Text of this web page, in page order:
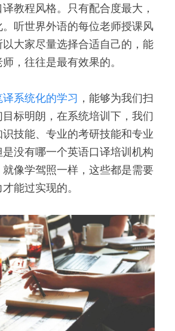
教程风格。只有配合度最大，
听世界外语的每位老师授课风
大家尽量选择合适自己的，能
，往往是最有效果的。
译系统化的学习 ，能够为我们扫
标明朗，在系统培训下，我们
技能、专业的考研技能和专业
没有哪一个英语口译培训机构
像学驾照一样，这些都是需要
能过实现的。